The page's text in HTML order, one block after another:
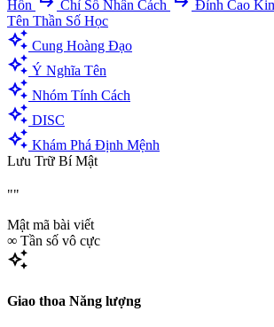
Hồn
Chỉ Số Nhân Cách Đỉnh Cao
Tên Thần Số Học
auto_awesome Cung Hoàng Đạo
auto_awesome Ý Nghĩa Tên
auto_awesome Nhóm Tính Cách
auto_awesome DISC
auto_awesome Khám Phá Định Mệnh
Lưu Trữ Bí Mật
""
Mật mã bài viết
∞ Tần số vô cực
auto_awesome
Giao thoa Năng lượng